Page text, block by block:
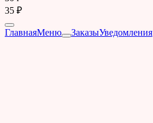
35 ₽
ГлавнаяМеню ЗаказыУведомления